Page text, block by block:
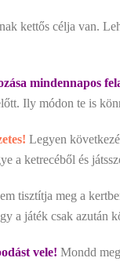
kettős célja van.
mindennapos
Ily módon te is
Legyen
a ketrecéből és
tisztítja meg a
a játék csak azután
vele! Mondd